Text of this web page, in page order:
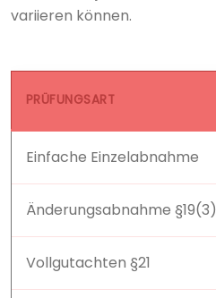
variieren können.
PRÜFUNGSART
Einfache Einzelabnahme
Änderungsabnahme §19(3)
Vollgutachten §21